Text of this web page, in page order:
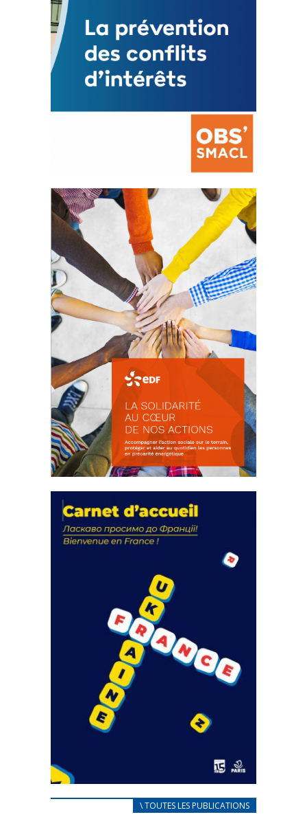
La prévention des conflits
d’intérêts
18 septembre 2023
FEUILLETER
actions
18 septembre 2023
FEUILLETER
CARNET D’ACCUEIL\ TOUTES LES PUBLICATIONS